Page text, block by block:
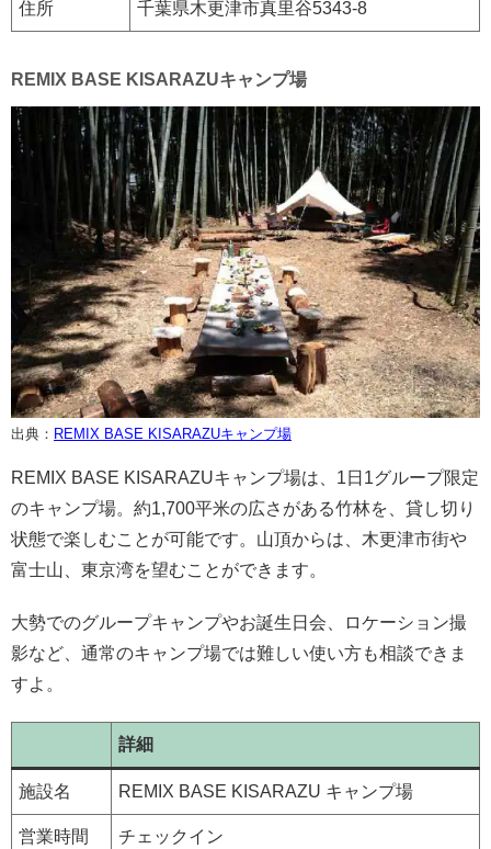
住所 千葉県木更津市真里谷5343-8
REMIX BASE KISARAZUキャンプ場
出典： REMIX BASE KISARAZUキャンプ場
REMIX BASE KISARAZUキャンプ場は、1日1グループ限定
のキャンプ場。約1,700平米の広さがある竹林を、貸し切り
状態で楽しむことが可能です。山頂からは、木更津市街や
富士山、東京湾を望むことができます。
大勢でのグループキャンプやお誕生日会、ロケーション撮
影など、通常のキャンプ場では難しい使い方も相談できま
すよ。
詳細
施設名 REMIX BASE KISARAZU キャンプ場
営業時間
チェックイン